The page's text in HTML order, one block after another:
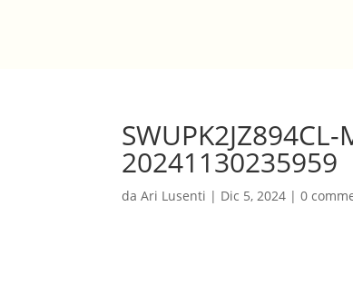
20241130235959
daAri Lusenti | Dic 5, 2024 |0